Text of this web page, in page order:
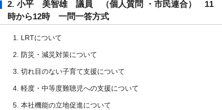
2. 小平 美智雄 議員 （個人質問 ・市民連合） 11
時から12時 一問一答方式
LRTについて
防災・減災対策について
切れ目のない子育て支援について
軽度・中等度難聴児への支援について
本社機能の立地促進について